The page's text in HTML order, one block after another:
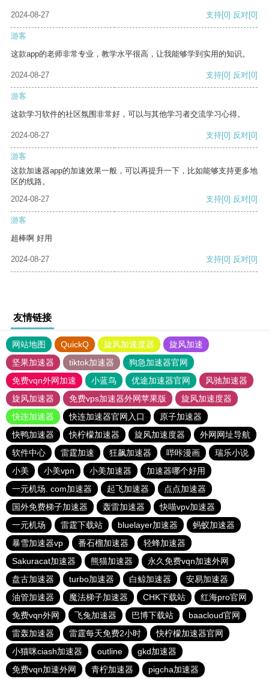
2024-08-27 支持[0] 反对[0]
游客
这款app的老师非常专业，教学水平很高，让我能够学到实用的知识。
2024-08-27 支持[0] 反对[0]
游客
这款学习软件的社区氛围非常好，可以与其他学习者交流学习心得。
2024-08-27 支持[0] 反对[0]
游客
这款加速器app的加速效果一般，可以再提升一下，比如能够支持更多地
区的线路。
2024-08-27
支持[0] 反对[0]
游客
超棒啊 好用
2024-08-27 支持[0] 反对[0]
友情链接
网站地图 QuickQ 旋风加速度器
旋风加速
坚果加速器
tiktok加速器
狗急加速器官网
免费vqn外网加速
小蓝鸟 优途加速器官网
风驰加速器
旋风加速器
免费vps加速器外网苹果版
旋风加速度器
快连加速器
快连加速器官网入口
原子加速器
快鸭加速器
快柠檬加速器 旋风加速度器
外网网址导航
软件中心
雷霆加速 狂飙加速器 哔咔漫画
瑞乐小说
小美
小美vpn 小美加速器
加速器哪个好用
一元机场. com加速器
起飞加速器
点点加速器
国外免费梯子加速器
轰雷加速器
快喵vpv加速器
一元机场
雷霆下载站 bluelayer加速器
蚂蚁加速器
暴雪加速器vp
番石榴加速器
轻蜂加速器
Sakuracat加速器
熊猫加速器
永久免费vqn加速外网
盘古加速器
turbo加速器 白鲸加速器
安易加速器
油管加速器
魔法梯子加速器 CHK下载站
红海pro官网
免费vqn外网
飞兔加速器 巴博下载站
baacloud官网
雷轰加速器
雷霆每天免费2小时
快柠檬加速器官网
小猫咪ciash加速器
outline
gkd加速器
免费vqn加速外网
青柠加速器 pigcha加速器